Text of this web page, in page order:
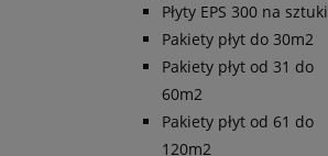
Płyty EPS 300 na sztuki
Pakiety płyt do 30m2
Pakiety płyt od 31 do
60m2
Pakiety płyt od 61 do
120m2